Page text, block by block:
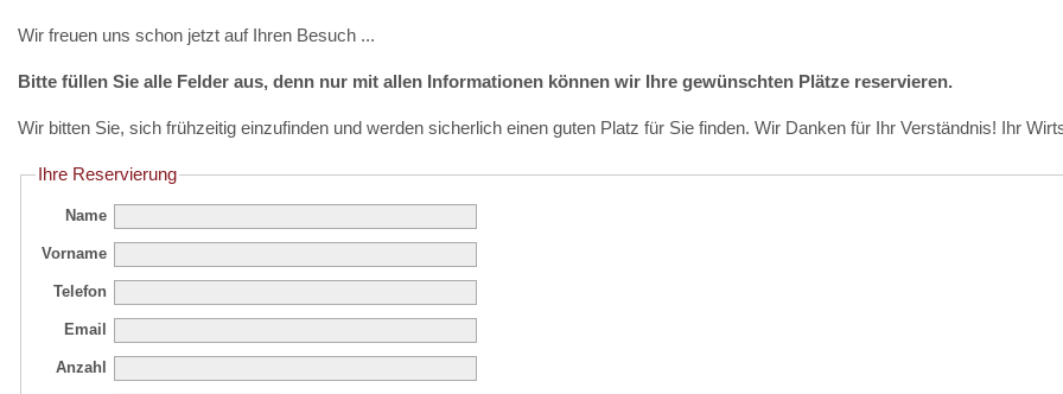
Wir freuen uns schon jetzt auf Ihren Besuch ...
Bitte füllen Sie alle Felder aus, denn nur mit allen Informationen können wir Ihre gewünschten Plätze reservieren.
Wir bitten Sie, sich frühzeitig einzufinden und werden sicherlich einen guten Platz für Sie finden. Wir Danken für Ihr Verständnis! Ihr
Ihre Reservierung
Name
Vorname
Telefon
Email
Anzahl